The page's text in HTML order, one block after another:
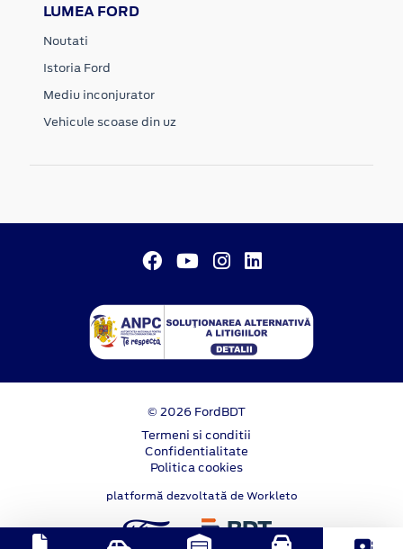
LUMEA FORD
Noutati
Istoria Ford
Mediu inconjurator
Vehicule scoase din uz
© 2026 FordBDT
Termeni si conditii
Confidentialitate
Politica cookies
platformă dezvoltată de Workleto